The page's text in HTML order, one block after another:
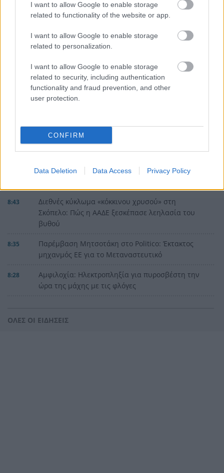
I want to allow Google to enable storage
related to functionality of the website or app.
I want to allow Google to enable storage
related to personalization.
I want to allow Google to enable storage
related to security, including authentication
functionality and fraud prevention, and other
user protection.
CONFIRM
Data Deletion Data Access Privacy Policy
8:43
Διεθνές κύκλωμα «κόκκινου χρυσού» στη
Σκόπελο: Πώς η ΑΑΔΕ ξεσκέπασε λεηλασία του
βυθού
8:35
Παρέμβαση Μητσοτάκη στο Politico: Έκτακτος
μηχανμός ΕΕ για το Μεταναστευτικό
8:28
Αμφιλοχία: Ηλεκτροπληξία για πυροσβέστη την
ώρα της μάχης με τις φλόγες
Γιάννη Βαρβιτσιώτη
ΟΛΕΣ ΟΙ ΕΙΔΗΣΕΙΣ